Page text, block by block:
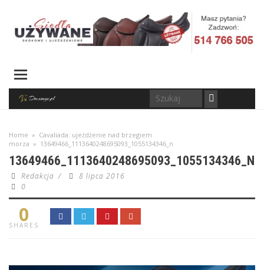
Home » Cavaliada: ujeżdżenie nad brzegiem
morza » 13649466_1113640248695093_1055134346_n
13649466_1113640248695093_1055134346_N
Redakcja /
8 lipca 2016
0
0
SHARES